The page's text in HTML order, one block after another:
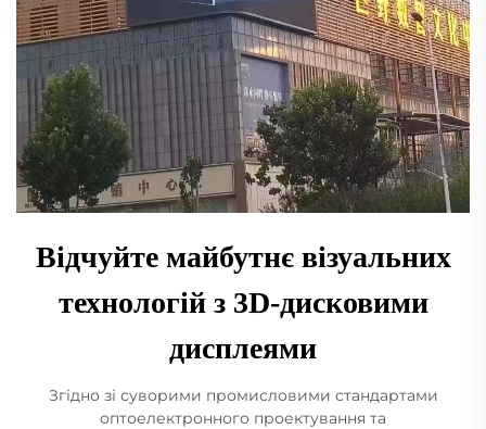
Відчуйте майбутнє візуальних
технологій з 3D-дисковими
дисплеями
Згідно зі суворими промисловими стандартами
оптоелектронного проектування та